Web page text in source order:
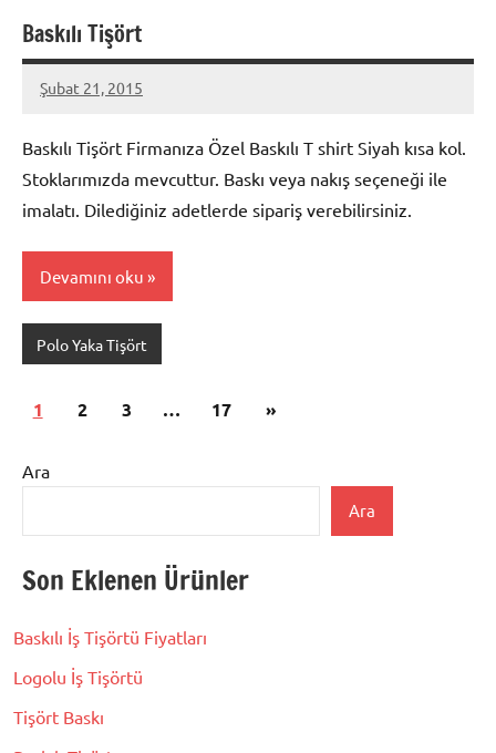
Baskılı Tişört
Şubat 21, 2015
metindonmez
Baskılı Tişört Firmanıza Özel Baskılı T shirt Siyah kısa kol.
Stoklarımızda mevcuttur. Baskı veya nakış seçeneği ile
imalatı. Dilediğiniz adetlerde sipariş verebilirsiniz.
Devamını oku
Polo Yaka Tişört
Yazı
1 2 3 … 17
Sonraki
»
Ara
Ara
Son Eklenen Ürünler
Baskılı İş Tişörtü Fiyatları
Logolu İş Tişörtü
Tişört Baskı